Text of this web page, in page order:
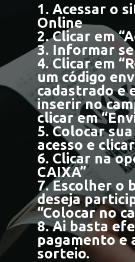
1. Acessar o
Online
2. Clicar em
3. Informar
4. Clicar em
um código
cadastrado e
inserir no
clicar em
5. Colocar
acesso e
6. Clicar na
CAIXA”
7. Escolher o
deseja
“Colocar no
8. Ai basta
pagamento e
sorteio.